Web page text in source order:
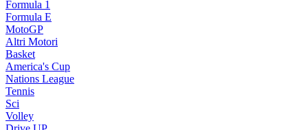
Formula 1
Formula E
MotoGP
Altri Motori
Basket
America's Cup
Nations League
Tennis
Sci
Volley